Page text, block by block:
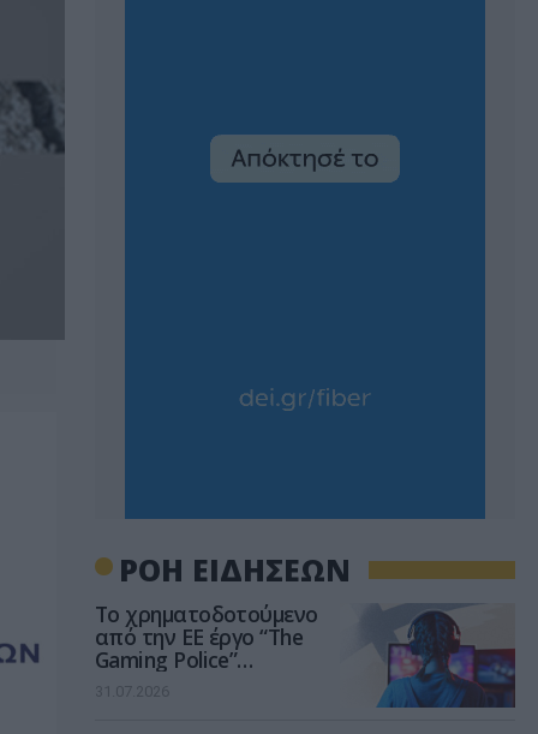
ΡΟΗ ΕΙΔΗΣΕΩΝ
Το χρηματοδοτούμενο
από την ΕΕ έργο “The
Gaming Police”
ενισχύει την ασφάλεια
των παιδιών στο
31.07.2026